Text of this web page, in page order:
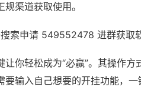
渠道获取使用。
索申请 549552478 进群获取
让你轻松成为“必赢”。其操作
要输入自己想要的开挂功能，